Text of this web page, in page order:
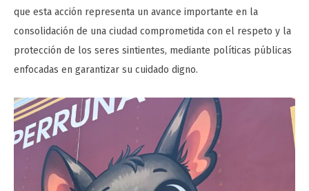
que esta acción representa un avance importante en la
consolidación de una ciudad comprometida con el respeto y la
protección de los seres sintientes, mediante políticas públicas
enfocadas en garantizar su cuidado digno.